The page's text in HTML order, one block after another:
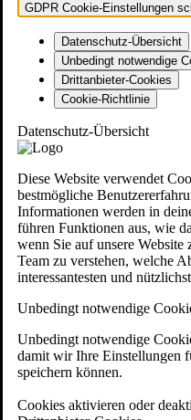
GDPR Cookie-Einstellungen
Datenschutz-Übersicht
Unbedingt notwendige
Drittanbieter-Cookies
Cookie-Richtlinie
Datenschutz-Übersicht
Diese Website verwendet
bestmögliche
Informationen werden in
führen Funktionen aus, wie
wenn Sie auf unsere
Team zu verstehen, welche
interessantesten und
Unbedingt notwendige
Unbedingt notwendige
damit wir Ihre Einstellungen
speichern können.
Cookies aktivieren oder